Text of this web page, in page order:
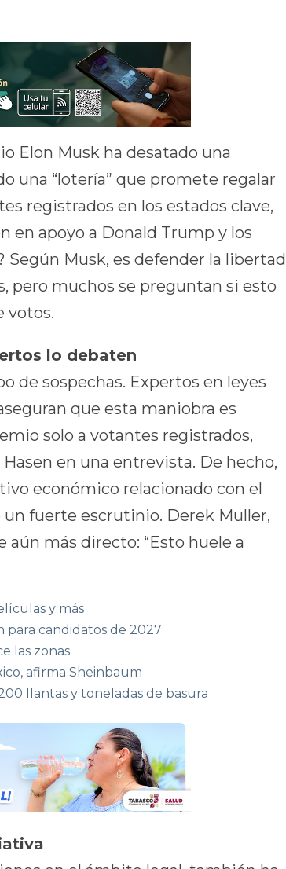
Elon Musk ha desatado una
una “lotería” que promete regalar
registrados en los estados clave,
en apoyo a Donald Trump y los
Según Musk, es defender la libertad
pero muchos se preguntan si esto
votos.
lo debaten
de sospechas. Expertos en leyes
que esta maniobra es
solo a votantes registrados,
en una entrevista. De hecho,
económico relacionado con el
un fuerte escrutinio. Derek Muller,
más directo: “Esto huele a
y más
para candidatos de 2027
las zonas
afirma Sheinbaum
llantas y toneladas de basura